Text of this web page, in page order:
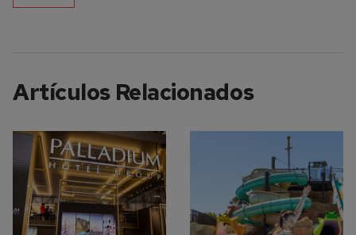
Artículos Relacionados